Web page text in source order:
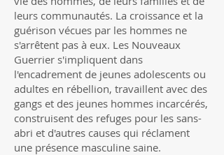
leurs communautés. La croissance et la
guérison vécues par les hommes ne
s'arrêtent pas à eux. Les Nouveaux
Guerrier s'impliquent dans
l'encadrement de jeunes adolescents ou
adultes en rébellion, travaillent avec des
gangs et des jeunes hommes incarcérés,
construisent des refuges pour les sans-
abri et d'autres causes qui réclament
une présence masculine saine.